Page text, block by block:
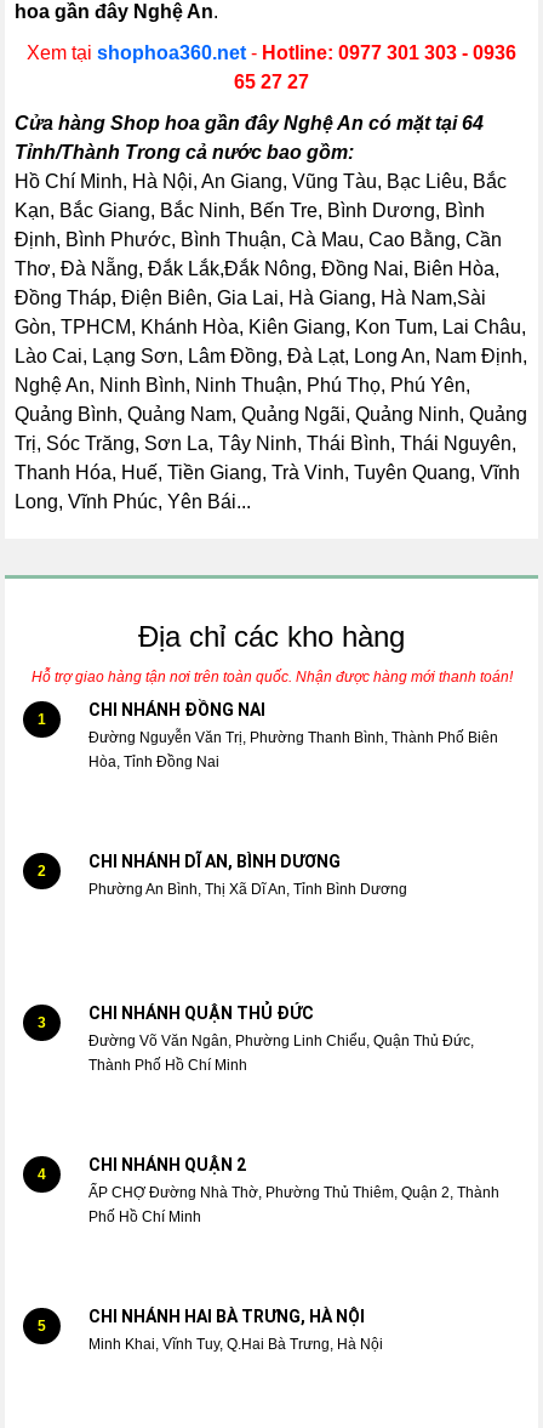
hoa gần đây Nghệ An.
Xem tại shophoa360.net - Hotline: 0977 301 303 - 0936
65 27 27
Cửa hàng Shop hoa gần đây Nghệ An có mặt tại 64
Tỉnh/Thành Trong cả nước bao gồm:
Hồ Chí Minh, Hà Nội, An Giang, Vũng Tàu, Bạc Liêu, Bắc
Kạn, Bắc Giang, Bắc Ninh, Bến Tre, Bình Dương, Bình
Định, Bình Phước, Bình Thuận, Cà Mau, Cao Bằng, Cần
Thơ, Đà Nẵng, Đắk Lắk,Đắk Nông, Đồng Nai, Biên Hòa,
Đồng Tháp, Điện Biên, Gia Lai, Hà Giang, Hà Nam,Sài
Gòn, TPHCM, Khánh Hòa, Kiên Giang, Kon Tum, Lai Châu,
Lào Cai, Lạng Sơn, Lâm Đồng, Đà Lạt, Long An, Nam Định,
Nghệ An, Ninh Bình, Ninh Thuận, Phú Thọ, Phú Yên,
Quảng Bình, Quảng Nam, Quảng Ngãi, Quảng Ninh, Quảng
Trị, Sóc Trăng, Sơn La, Tây Ninh, Thái Bình, Thái Nguyên,
Thanh Hóa, Huế, Tiền Giang, Trà Vinh, Tuyên Quang, Vĩnh
Long, Vĩnh Phúc, Yên Bái...
Địa chỉ các kho hàng
Hỗ trợ giao hàng tận nơi trên toàn quốc. Nhận được hàng mới thanh toán!
1 CHI NHÁNH ĐỒNG NAI
Đường Nguyễn Văn Trị, Phường Thanh Bình, Thành Phố Biên
Hòa, Tỉnh Đồng Nai
2 CHI NHÁNH DĨ AN, BÌNH DƯƠNG
Phường An Bình, Thị Xã Dĩ An, Tỉnh Bình Dương
3 CHI NHÁNH QUẬN THỦ ĐỨC
Đường Võ Văn Ngân, Phường Linh Chiểu, Quận Thủ Đức,
Thành Phố Hồ Chí Minh
4 CHI NHÁNH QUẬN 2
ẤP CHỢ Đường Nhà Thờ, Phường Thủ Thiêm, Quận 2, Thành
Phố Hồ Chí Minh
5 CHI NHÁNH HAI BÀ TRƯNG, HÀ NỘI
Minh Khai, Vĩnh Tuy, Q.Hai Bà Trưng, Hà Nội